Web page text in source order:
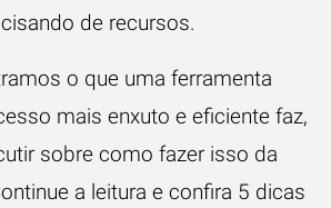
de recursos.
o que uma ferramenta
mais enxuto e eficiente faz,
sobre como fazer isso da
a leitura e confira 5 dicas